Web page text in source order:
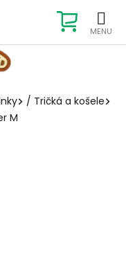
KOŠÍK
/ Tričká a košele
M